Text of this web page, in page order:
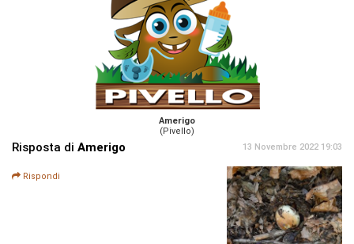
Amerigo
(Pivello)
Risposta di Amerigo 13 Novembre 2022 19:03
Rispondi